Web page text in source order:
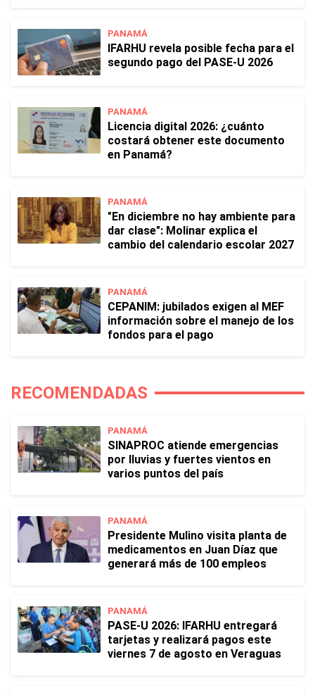
PANAMÁ
IFARHU revela posible fecha para el
segundo pago del PASE-U 2026
PANAMÁ
Licencia digital 2026: ¿cuánto
costará obtener este documento
en Panamá?
PANAMÁ
"En diciembre no hay ambiente para
dar clase": Molinar explica el
cambio del calendario escolar 2027
PANAMÁ
CEPANIM: jubilados exigen al MEF
información sobre el manejo de los
fondos para el pago
RECOMENDADAS
PANAMÁ
SINAPROC atiende emergencias
por lluvias y fuertes vientos en
varios puntos del país
PANAMÁ
Presidente Mulino visita planta de
medicamentos en Juan Díaz que
generará más de 100 empleos
PANAMÁ
PASE-U 2026: IFARHU entregará
tarjetas y realizará pagos este
viernes 7 de agosto en Veraguas